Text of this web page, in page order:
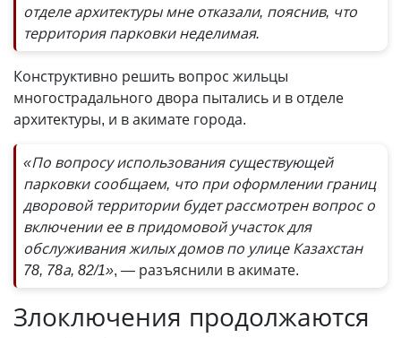
отделе архитектуры мне отказали, пояснив, что
территория парковки неделимая.
Конструктивно решить вопрос жильцы
многострадального двора пытались и в отделе
архитектуры, и в акимате города.
«По вопросу использования существующей
парковки сообщаем, что при оформлении границ
дворовой территории будет рассмотрен вопрос о
включении ее в придомовой участок для
обслуживания жилых домов по улице Казахстан
78, 78а, 82/1», — разъяснили в акимате.
Злоключения продолжаются